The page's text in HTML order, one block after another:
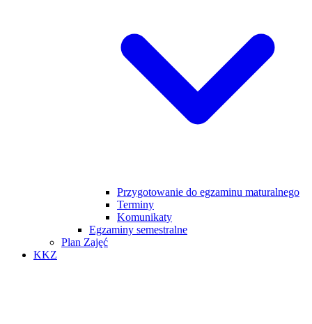
Przygotowanie do egzaminu maturalnego
Terminy
Komunikaty
Egzaminy semestralne
Plan Zajęć
KKZ